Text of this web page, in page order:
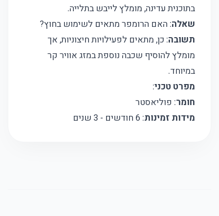
בתוכנית עדינה, מומלץ לייבש בתלייה.
שאלה: האם הרומפר מתאים לשימוש בחוץ?
תשובה: כן, מתאים לפעילויות חיצוניות, אך
מומלץ להוסיף שכבה נוספת במזג אוויר קר
במיוחד.
מפרט טכני:
חומר: פוליאסטר
מידות זמינות: 6 חודשים - 3 שנים